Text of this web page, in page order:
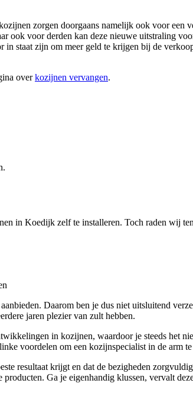
zorgen doorgaans namelijk ook voor een
voor derden kan deze nieuwe uitstraling
staat zijn om meer geld te krijgen bij de
overkozijnen vervangen.
in Koedijk zelf te installeren. Toch raden wij
Daarom ben je dus niet uitsluitend
jaren plezier van zult hebben.
in kozijnen, waardoor je steeds het
voordelen om een kozijnspecialist in de arm
resultaat krijgt en dat de bezigheden
Ga je eigenhandig klussen, vervalt